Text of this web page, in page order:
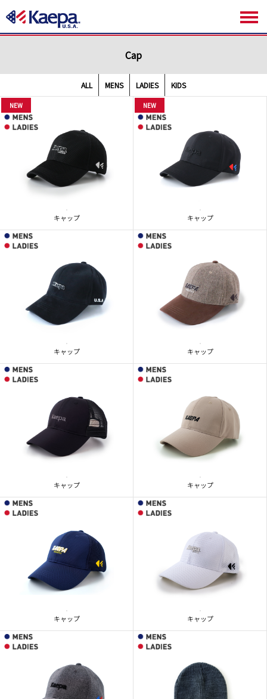
Cap
ALL MENS LADIES KIDS
NEW
キャップ
NEW
キャップ
キャップ キャップ
キャップ キャップ
キャップ キャップ